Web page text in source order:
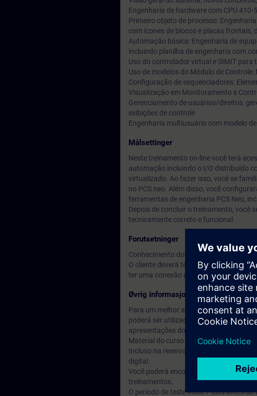
Engenharia de hardware com CPU
Primeiro objeto de processo:
com ícones de blocos e placas frontais,
Automação básica: Engenharia de
incluindo planilha de engenharia com
Uso do controlador virtual e SIMIT
Uso de modelos do Módulo de
Configuração de sequenciadores:
Visualização em Monitoramento e
Gerenciamento de usuários/direitos:
exibições de controle
Engenharia multiusuário com modelo
Målsettinger
Neste treinamento on-line você terá
automação incluindo o I/O distribuído
virtualizado. Ao fazer isso, você se
no PCS neo. Além disso, você
ferramentas de engenharia PCS Neo,
Depois de concluir o treinamento, você
tecnicamente correto e funcional.
Forutsetninger
Conhecimento dos fundamentos da
O cliente deverá ter instalado os
ter uma conexão estável com a
Øvrig informasjon
Para um melhor aproveitamento e
poderá ser utilizado um monitor (para
apresentações do instrutor.
Material do curso no idioma inglês.
Incluso na reserva do seu curso, você
digital.
Você poderá encontrar treinamentos
treinamentos.
O período de teste inicia 7 dias antes